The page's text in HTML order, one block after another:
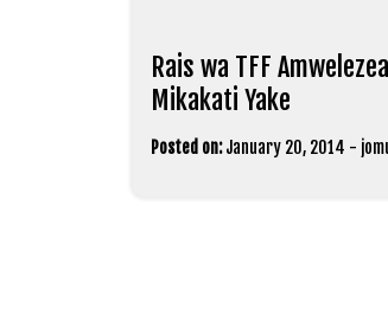
Rais wa TFF
Mikakati Yake
Posted on: January 20, 2014 -